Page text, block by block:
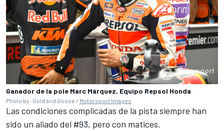
Ganador de la pole Marc Márquez, Equipo Repsol Honda
Photo by: Gold and Goose / Motorsport Images
Las condiciones complicadas de la pista siempre han
sido un aliado del #93, pero con matices.